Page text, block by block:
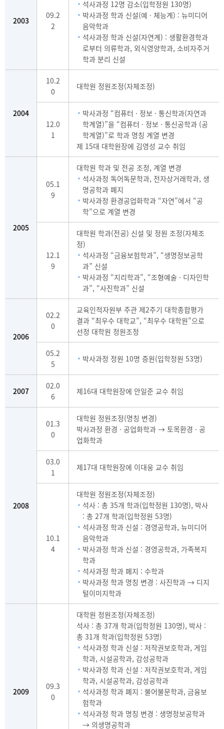
2003
09.2
2
석사과정 12명 감소(입학정원 130명)
박사과정 학과 신설(예 · 체능계) : 뉴미디어
음악학과
석사과정 학과 신설(자연계) : 생활환경학과
로부터 의류학과, 외식영양학과, 소비자주거
학과 분리 신설
2004
10.2
0
대학원 정원조정(자체조정)
12.0
1
박사과정 “컴퓨터 · 정보 · 통신학과(자연과
학계열)”을 “컴퓨터 · 정보 · 통신공학과 (공
학계열)”로 학과 명칭 계열 변경
제 15대 대학원장에 김영성 교수 취임
2005
05.1
9
대학원 학과 및 전공 조정, 계열 변경
석사과정 독어독문학과, 전자상거래학과, 생
명공학과 폐지
박사과정 환경공업화학과 “자연”에서 “공
학”으로 계열 변경
12.1
9
대학원 학과(전공) 신설 및 정원 조정(자체조
정)
석사과정 “금융보험학과”, “생명정보공학
과” 신설
박사과정 “지리학과”, “조형예술 · 디자인학
과”, “사진학과” 신설
2006
02.2
0
교육인적자원부 주관 제2주기 대학종합평가
결과 “최우수 대학교”, “최우수 대학원”으로
선정 대학원 정원조정
05.2
5
박사과정 정원 10명 증원(입학정원 53명)
2007
02.0
6
제16대 대학원장에 안일준 교수 취임
2008
01.3
0
대학원 정원조정(명칭 변경)
박사과정 환경 · 공업화학과 → 토목환경 · 공
업화학과
03.0
1
제17대 대학원장에 이대웅 교수 취임
10.1
4
대학원 정원조정(자체조정)
석사 : 총 35개 학과(입학정원 130명), 박사
: 총 27개 학과(입학정원 53명)
석사과정 학과 신설 : 경영공학과, 뉴미디어
음악학과
박사과정 학과 신설 : 경영공학과, 가족복지
학과
석사과정 학과 폐지 : 수학과
박사과정 학과 명칭 변경 : 사진학과 → 디지
털이미지학과
2009
09.3
0
대학원 정원조정(자체조정)
석사 : 총 37개 학과(입학정원 130명), 박사 :
총 31개 학과(입학정원 53명)
석사과정 학과 신설 : 저작권보호학과, 게임
학과, 시설공학과, 감성공학과
박사과정 학과 신설 : 저작권보호학과, 게임
학과, 시설공학과, 감성공학과
석사과정 학과 폐지 : 불어불문학과, 금융보
험학과
석사과정 학과 명칭 변경 : 생명정보공학과
→ 의생명공학과